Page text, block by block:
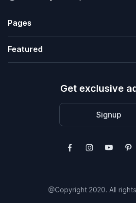
Pages
Featured
Get exclusive
Signup
@Copyright 2020. All